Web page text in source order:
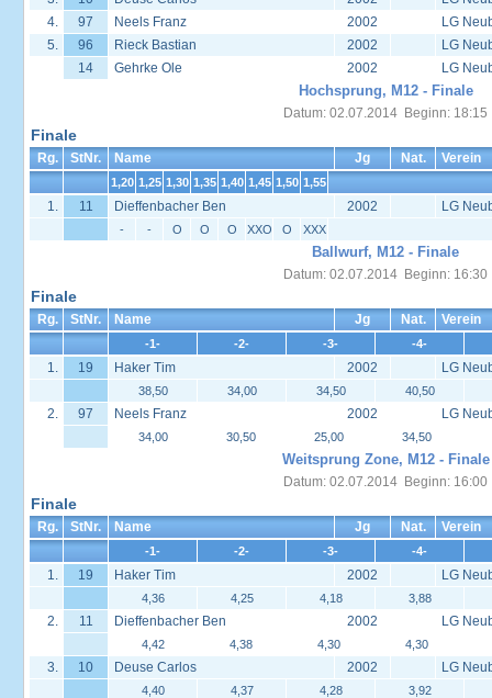
4.
97 Neels Franz 2002
LG
5.
96 Rieck Bastian 2002
LG
14
Gehrke Ole 2002 LG
Hochsprung, M12 - Finale
Datum: 02.07.2014 Beginn: 18:15
Finale
Rg. StNr. Name Jg Nat. Verein
1,20 1,25 1,30 1,35 1,40 1,45 1,50 1,55
1. 11 Dieffenbacher Ben 2002 LG
- - O O O XXO O XXX
Ballwurf, M12 - Finale
Datum: 02.07.2014 Beginn: 16:30
Finale
Rg. StNr. Name Jg Nat. Verein
-1- -2- -3- -4-
1. 19 Haker Tim 2002 LG
38,50 34,00 34,50 40,50
2. 97 Neels Franz 2002 LG
34,00 30,50 25,00 34,50
Weitsprung Zone, M12 - Finale
Datum: 02.07.2014 Beginn: 16:00
Finale
Rg. StNr. Name Jg Nat. Verein
-1- -2- -3- -4-
1. 19 Haker Tim 2002 LG
4,36 4,25 4,18 3,88
2. 11 Dieffenbacher Ben 2002 LG
4,42 4,38 4,30 4,30
3. 10 Deuse Carlos 2002 LG
4,40 4,37 4,28 3,92